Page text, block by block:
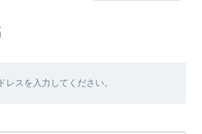
スを入力してください。